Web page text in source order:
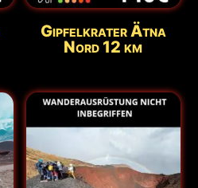
Gipfelkrater Ätna
Nord 12 km